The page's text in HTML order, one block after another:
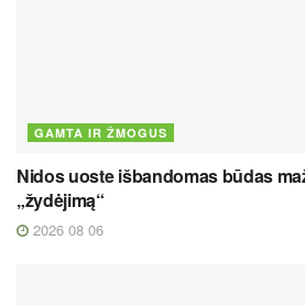
GAMTA IR ŽMOGUS
Nidos uoste išbandomas būdas
„žydėjimą“
2026 08 06